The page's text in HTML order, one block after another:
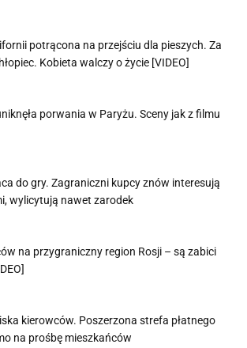
potrącona na przejściu dla pieszych. Za
Kobieta walczy o życie [VIDEO]
porwania w Paryżu. Sceny jak z filmu
do gry. Zagraniczni kupcy znów interesują
wylicytują nawet zarodek
na przygraniczny region Rosji – są zabici
kierowców. Poszerzona strefa płatnego
na prośbę mieszkańców